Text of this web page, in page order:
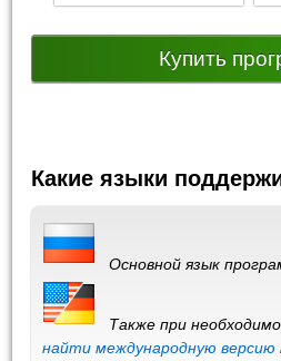
Купить
Какие языки
Основной язык
Также при
найти международную версию